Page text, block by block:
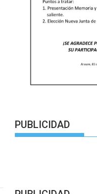
PUBLICIDAD